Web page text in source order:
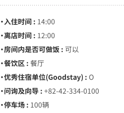
・入住时间 : 14:00
・离店时间 : 12:00
・房间内是否可做饭 : 可以
・餐饮区 : 餐厅
・优秀住宿单位(Goodstay) : O
・问询及向导 : +82-42-334-0100
・停车场 : 100辆